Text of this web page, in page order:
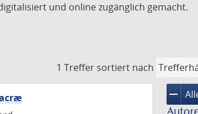
und online zugänglich gemacht.
1 Treffer sortiert nach
remove